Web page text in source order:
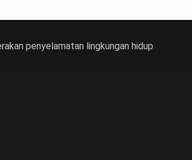
penyelamatan lingkungan hidup